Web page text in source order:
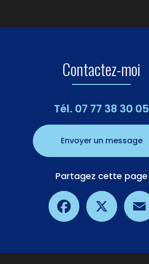
Contactez-moi
Tél. 07 77 38 30 05
Envoyer un message
Partagez cette page
Facebook